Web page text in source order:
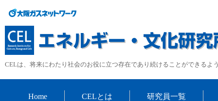
CELは、将来にわたり社会のお役に立つ存在であり続けることができるよ
Home CELとは 研究員一覧